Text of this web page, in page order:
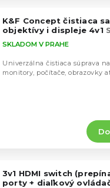
K&F Concept čistiaca
objektívy i displeje 4v1
SKLADOM V PRAHE
Univerzálna čistiaca súprava
monitory, počítače, obrazovky
3v1 HDMI switch
porty + diaľkový